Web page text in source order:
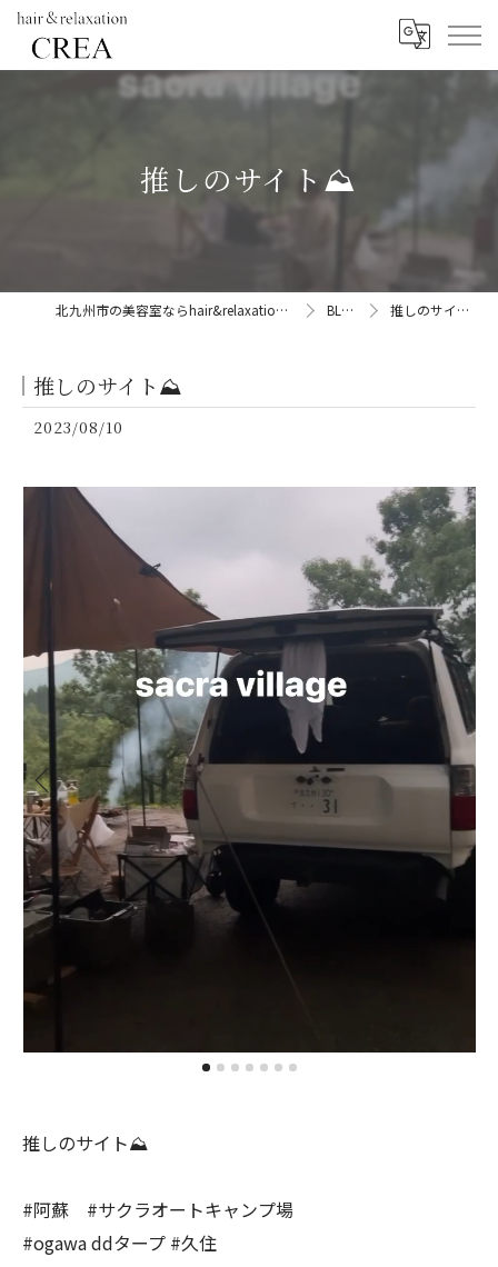
推しのサイト⛰️
北九州市の美容室ならhair&relaxation CREA BLOG 推しのサイト⛰️
推しのサイト⛰️
2023/08/10
推しのサイト⛰️
#阿蘇 #サクラオートキャンプ場
#ogawa ddタープ #久住